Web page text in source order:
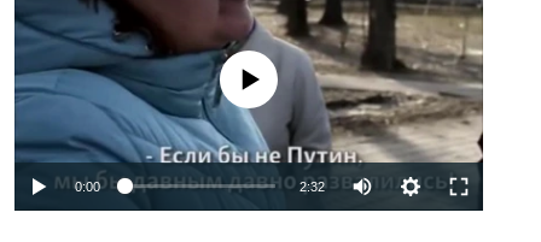
No media source currently available
0:00 2:32